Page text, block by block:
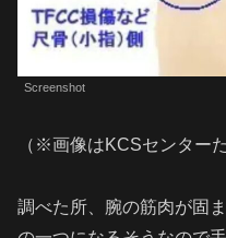
Screenshot
（※画像はKCSセンター
調べた所、腕の筋肉が固